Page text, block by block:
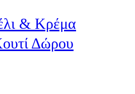
& Κρέμα
Δώρου